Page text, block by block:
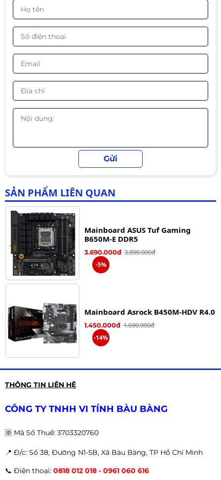
nghiệm ổn định cho hệ thống PC gaming hoặc làm
việc chuyên nghiệp.
SẢN PHẨM LIÊN QUAN
1.490.000đ 1.790.000đ
Mainboard MSI A520M-A PRO |
AM4 | mATX
Mainboard ASUS Prime A520M-K |
AM4 | mATX
Liên hệ
Mainboard ASUS Tuf Gaming
B650M-E DDR5
3.690.000đ 3.890.000đ
-5%
Mainboard Asrock B450M-HDV R4.0
1.450.000đ 1.690.000đ
-14%
1.490.000đ 1.790.000đ
AM4 | mATX
THÔNG TIN LIÊN HỆ
CÔNG TY TNHH VI TÍNH BÀU BÀNG
🆔 Mã Số Thuế: 3703320760
📍 Đ/c: Số 38, Đường N1-5B, Xã Bàu Bàng, TP Hồ Chí Minh
📞 Điện thoại: 0818 012 018 - 0961 060 616